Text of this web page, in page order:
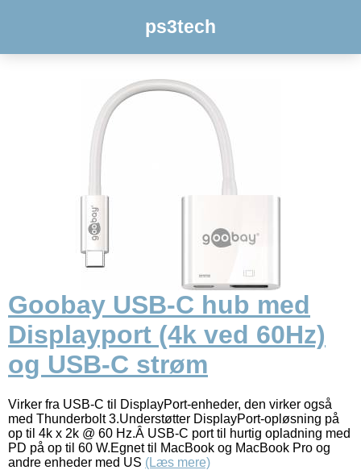
ps3tech
Goobay USB-C hub med
Displayport (4k ved 60Hz)
og USB-C strøm
Virker fra USB-C til DisplayPort-enheder, den virker også
med Thunderbolt 3.Understøtter DisplayPort-opløsning på
op til 4k x 2k @ 60 Hz.Â USB-C port til hurtig opladning med
PD på op til 60 W.Egnet til MacBook og MacBook Pro og
andre enheder med US (Læs mere)